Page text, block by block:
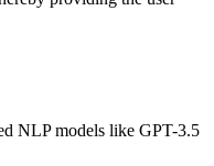
NLP models like GPT-3.5